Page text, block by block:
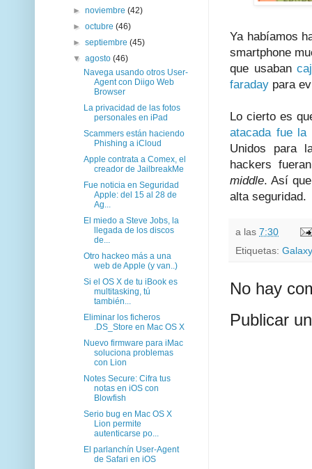
Ya habíamos
smartphone
que usaban
faraday para
Lo cierto es
atacada fue la
Unidos para
hackers
middle. Así
alta seguridad.
a las 7:30
Etiquetas:
No hay
Publicar
►noviembre(42)
►octubre(46)
►septiembre(45)
▼agosto(46)
Navega usando otros User-
Agent con Diigo Web
Browser
La privacidad de las fotos
personales en iPad
Scammers están haciendo
Phishing a iCloud
Apple contrata a Comex, el
creador de JailbreakMe
Fue noticia en Seguridad
Apple: del 15 al 28 de
Ag...
El miedo a Steve Jobs, la
llegada de los discos
de...
Otro hackeo más a una
web de Apple (y van..)
Si el OS X de tu iBook es
multitasking, tú
también...
Eliminar los ficheros
.DS_Store en Mac OS X
Nuevo firmware para iMac
soluciona problemas
con Lion
Notes Secure: Cifra tus
notas en iOS con
Blowfish
Serio bug en Mac OS X
Lion permite
autenticarse po...
El parlanchín User-Agent
de Safari en iOS